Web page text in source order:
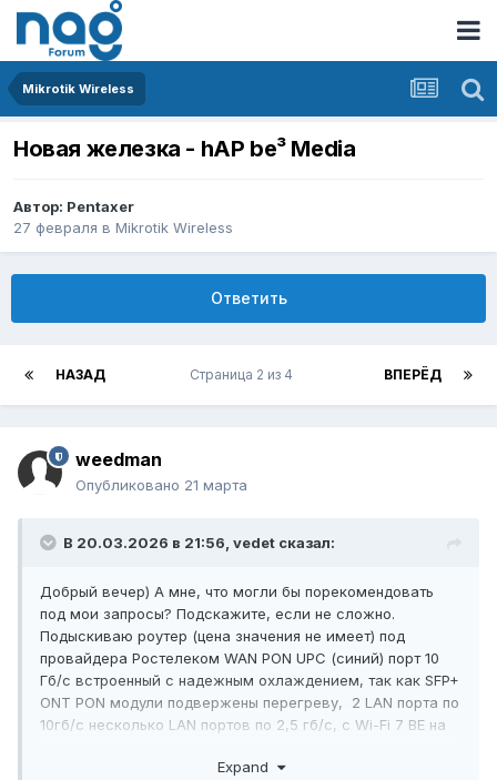
Mikrotik Wireless
Новая железка - hAP be³ Media
Автор: Pentaxer
27 февраля в Mikrotik Wireless
Ответить
НАЗАД ВПЕРЁД
Страница 2 из 4
weedman
Опубликовано 21 марта
В 20.03.2026 в 21:56, vedet сказал:
Добрый вечер) А мне, что могли бы порекомендовать
под мои запросы? Подскажите, если не сложно.
Подыскиваю роутер (цена значения не имеет) под
провайдера Ростелеком WAN PON UPC (синий) порт 10
Гб/с встроенный с надежным охлаждением, так как SFP+
ONT PON модули подвержены перегреву, 2 LAN порта по
10гб/с несколько LAN портов по 2,5 гб/с, с Wi-Fi 7 BE на
Мгц по скорости с покрытием минимум 150 кв.м. с
Expand